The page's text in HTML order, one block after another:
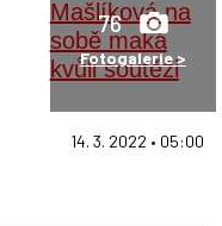
76
Fotogalerie >
14. 3. 2022 • 05:00